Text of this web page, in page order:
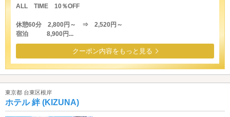
ALL TIME 10％OFF
休憩60分 2,800円～ ⇒ 2,520円～
宿泊 8,900円...
クーポン内容をもっと見る
東京都 台東区根岸
ホテル 絆 (KIZUNA)